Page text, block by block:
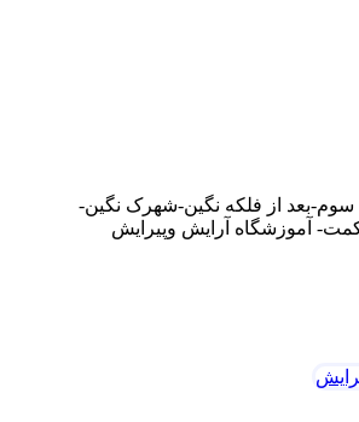
سوم-بعد از فلکه نگین-شهرک نگین-
آموزشگاه آرایش وپیرایش